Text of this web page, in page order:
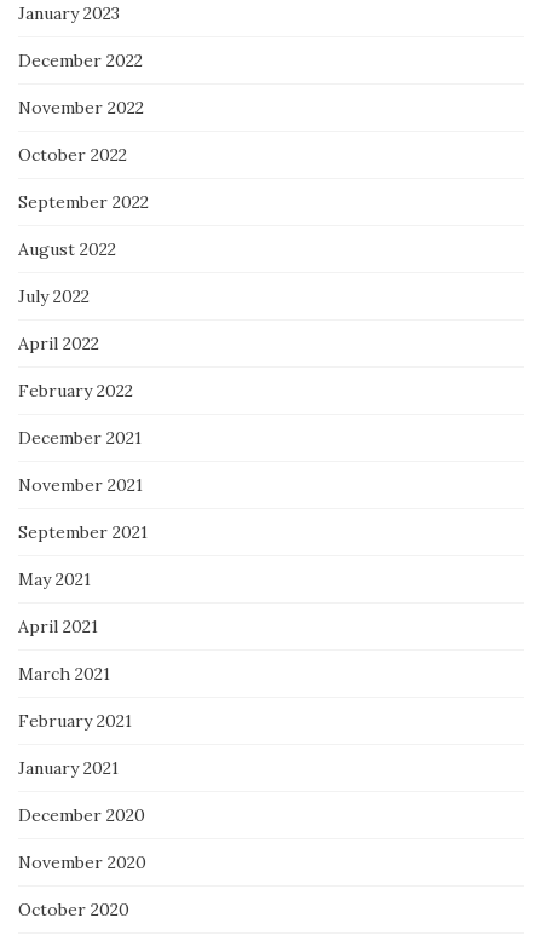
January 2023
December 2022
November 2022
October 2022
September 2022
August 2022
July 2022
April 2022
February 2022
December 2021
November 2021
September 2021
May 2021
April 2021
March 2021
February 2021
January 2021
December 2020
November 2020
October 2020